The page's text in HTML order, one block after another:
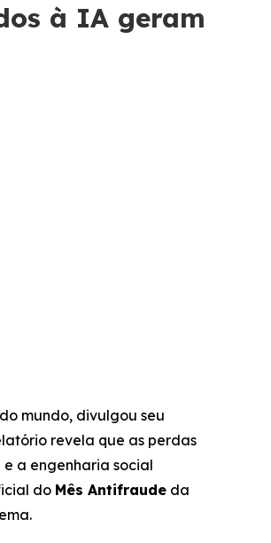
à IA geram
mundo, divulgou seu
revela que as perdas
a engenharia social
do Mês Antifraude da